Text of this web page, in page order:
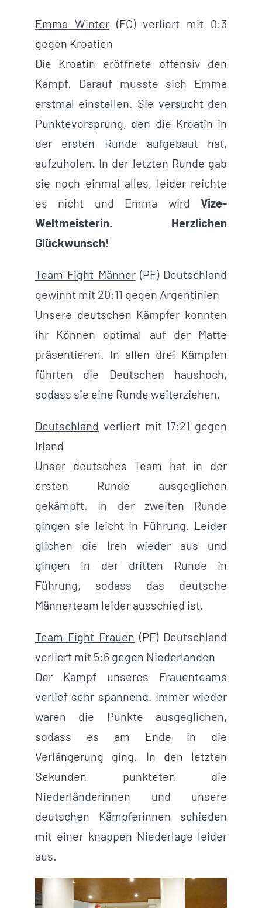
Emma Winter (FC) verliert mit 0:3
gegen Kroatien
Die Kroatin eröffnete offensiv den
Kampf. Darauf musste sich Emma
erstmal einstellen. Sie versucht den
Punktevorsprung, den die Kroatin in
der ersten Runde aufgebaut hat,
aufzuholen. In der letzten Runde gab
sie noch einmal alles, leider reichte
es nicht und Emma wirdVize-
Weltmeisterin. Herzlichen
Glückwunsch!
Team Fight Männer(PF) Deutschland
gewinnt mit 20:11 gegen Argentinien
Unsere deutschen Kämpfer konnten
ihr Können optimal auf der Matte
präsentieren. In allen drei Kämpfen
führten die Deutschen haushoch,
sodass sie eine Runde weiterziehen.
Deutschland verliert mit 17:21 gegen
Irland
Unser deutsches Team hat in der
ersten Runde ausgeglichen
gekämpft. In der zweiten Runde
gingen sie leicht in Führung. Leider
glichen die Iren wieder aus und
gingen in der dritten Runde in
Führung, sodass das deutsche
Männerteam leider ausschied ist.
Team Fight Frauen (PF) Deutschland
verliert mit 5:6 gegen Niederlanden
Der Kampf unseres Frauenteams
verlief sehr spannend. Immer wieder
waren die Punkte ausgeglichen,
sodass es am Ende in die
Verlängerung ging. In den letzten
Sekunden punkteten die
Niederländerinnen und unsere
deutschen Kämpferinnen schieden
mit einer knappen Niederlage leider
aus.